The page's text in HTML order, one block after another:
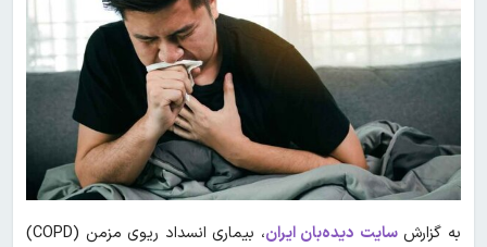
به گزارشسایت دیده‌بان ایران
، بیماری انسداد ریوی مزمن (COPD)